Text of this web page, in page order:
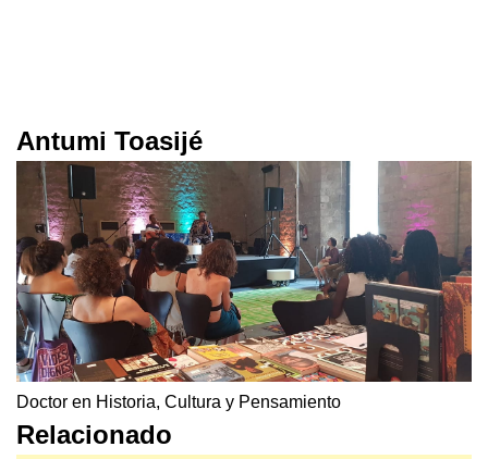
Antumi Toasijé
Doctor en Historia, Cultura y Pensamiento
Relacionado